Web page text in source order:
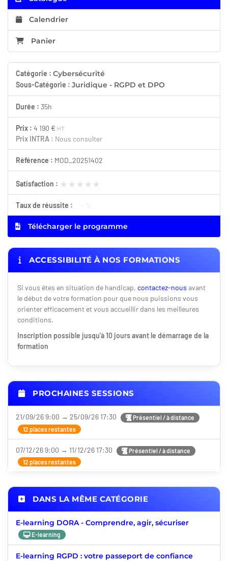
Calendrier
Panier
Catégorie : Cybersécurité
Sous-Catégorie : Juridique - RGPD et DPO
Durée : 35h
Prix : 4 190 € HT
Prix INTRA : Nous consulter
Référence : MOD_20251402
Satisfaction : ★★★★★
★★★★★
Taux de réussite : - %
Télécharger le programme
ACCESSIBILITÉ À NOS FORMATIONS
Si vous êtes en situation de handicap, contactez-nous avant
le début de votre formation pour que nous puissions vous
orienter efficacement et vous accueillir dans les meilleures
conditions.
Inscription possible jusqu'à 10 jours avant le démarrage de la
formation
PROCHAINES SESSIONS
21/09/26 9:00 → 25/09/26 17:30
Présentiel / à distance
12 places restantes
07/12/26 9:00 → 11/12/26 17:30
Présentiel / à distance
12 places restantes
DANS LA MÊME CATÉGORIE
E-learning DORA - Comprendre, agir, sécuriser
E-learning
E-learning RGPD : votre passeport de confiance